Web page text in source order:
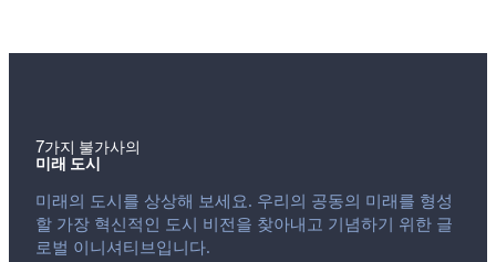
7가지 불가사의
미래 도시
미래의 도시를 상상해 보세요. 우리의 공동의 미래를 형성
할 가장 혁신적인 도시 비전을 찾아내고 기념하기 위한 글
로벌 이니셔티브입니다.